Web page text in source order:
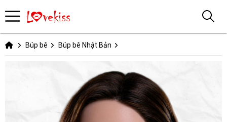
Búp bê Búp bê Nhật Bản